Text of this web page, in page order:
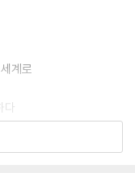
참전하는 한편 사랑의
계가 낳은 희대의 사건
해 돌진하는 야심 넘치는
의 검은 성모 앞에서 불
시대‘라 할 수 있는 중
공할 공포와 불안을 야
자·이단, 자신의 의사와
계로
다